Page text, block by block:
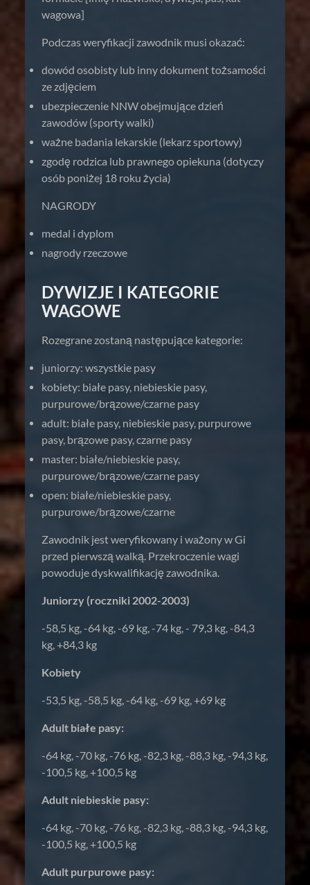
wagowa]
Podczas weryfikacji zawodnik musi okazać:
dowód osobisty lub inny dokument tożsamości
ze zdjęciem
ubezpieczenie NNW obejmujące dzień
zawodów (sporty walki)
ważne badania lekarskie (lekarz sportowy)
zgodę rodzica lub prawnego opiekuna (dotyczy
osób poniżej 18 roku życia)
NAGRODY
medal i dyplom
nagrody rzeczowe
DYWIZJE I KATEGORIE
WAGOWE
Rozegrane zostaną następujące kategorie:
juniorzy: wszystkie pasy
kobiety: białe pasy, niebieskie pasy,
purpurowe/brązowe/czarne pasy
adult: białe pasy, niebieskie pasy, purpurowe
pasy, brązowe pasy, czarne pasy
master: białe/niebieskie pasy,
purpurowe/brązowe/czarne pasy
open: białe/niebieskie pasy,
purpurowe/brązowe/czarne
Zawodnik jest weryfikowany i ważony w Gi
przed pierwszą walką. Przekroczenie wagi
powoduje dyskwalifikację zawodnika.
Juniorzy (roczniki 2002-2003)
-58,5 kg, -64 kg, -69 kg, -74 kg, - 79,3 kg, -84,3
kg, +84,3 kg
Kobiety
-53,5 kg, -58,5 kg, -64 kg, -69 kg, +69 kg
Adult białe pasy:
-64 kg, -70 kg, -76 kg, -82,3 kg, -88,3 kg, -94,3 kg,
-100,5 kg, +100,5 kg
Adult niebieskie pasy:
-64 kg, -70 kg, -76 kg, -82,3 kg, -88,3 kg, -94,3 kg,
-100,5 kg, +100,5 kg
Adult purpurowe pasy: